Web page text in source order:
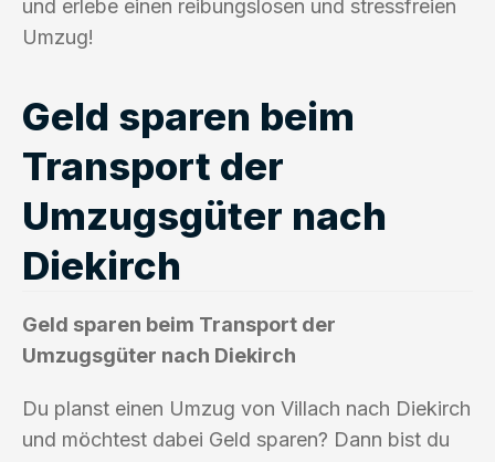
und erlebe einen reibungslosen und stressfreien
Umzug!
Geld sparen beim
Transport der
Umzugsgüter nach
Diekirch
Geld sparen beim Transport der
Umzugsgüter nach Diekirch
Du planst einen Umzug von Villach nach Diekirch
und möchtest dabei Geld sparen? Dann bist du